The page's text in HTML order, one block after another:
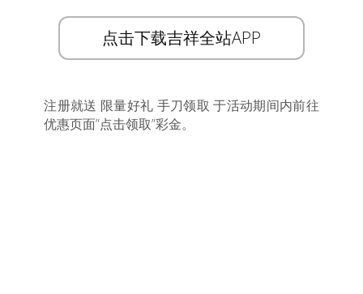
点击下载吉祥全站APP
注册就送 限量好礼 手刀领取 于活动期间内前往
优惠页面”点击领取”彩金。